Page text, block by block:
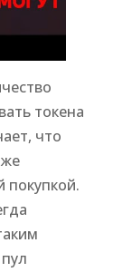
токена
что
покупкой.